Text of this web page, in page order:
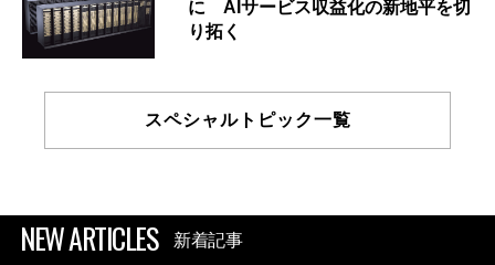
に AIサービス収益化の新地平を切
り拓く
スペシャルトピック一覧
NEW ARTICLES 新着記事